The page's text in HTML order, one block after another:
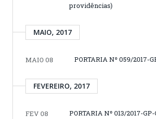
providências)
MAIO, 2017
MAIO 08 PORTARIA Nº 059/2017-
FEVEREIRO, 2017
FEV 08
PORTARIA Nº 013/2017-